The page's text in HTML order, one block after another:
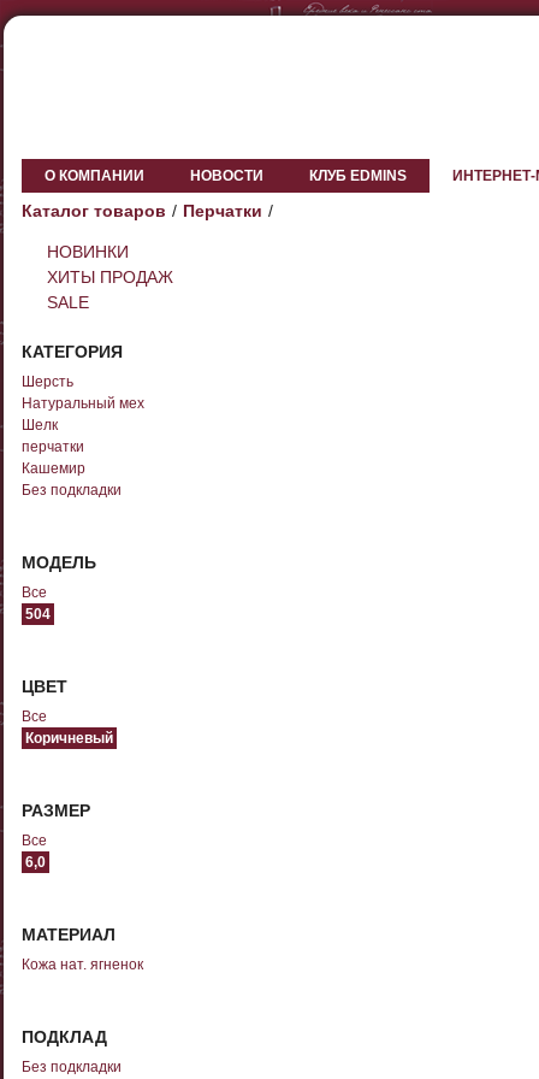
О КОМПАНИИ НОВОСТИ КЛУБ EDMINS
Каталог товаров Перчатки
НОВИНКИ
ХИТЫ ПРОДАЖ
SALE
КАТЕГОРИЯ
Шерсть
Натуральный мех
Шелк
перчатки
Кашемир
Без подкладки
МОДЕЛЬ
Все
504
ЦВЕТ
Все
Коричневый
РАЗМЕР
Все
6,0
МАТЕРИАЛ
Кожа нат. ягненок
ПОДКЛАД
Без подкладки